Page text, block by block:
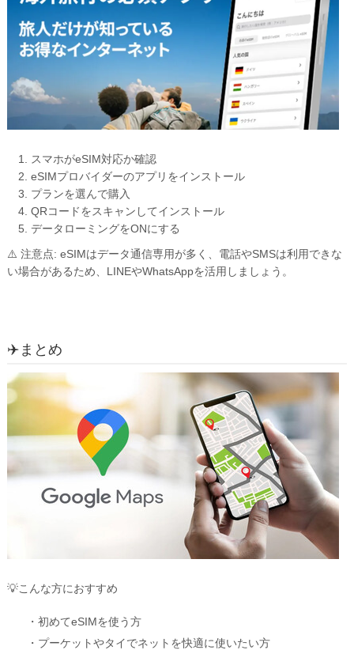
スマホがeSIM対応か確認
eSIMプロバイダーのアプリをインストール
プランを選んで購入
QRコードをスキャンしてインストール
データローミングをONにする
⚠️ 注意点: eSIMはデータ通信専用が多く、電話やSMSは利用できな
い場合があるため、LINEやWhatsAppを活用しましょう。
✈️まとめ
💡こんな方におすすめ
・初めてeSIMを使う方
・プーケットやタイでネットを快適に使いたい方